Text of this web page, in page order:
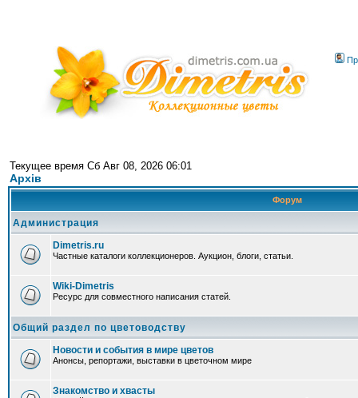
Текущее время Сб Авг 08, 2026 06:01
Архів
Форум
Администрация
Dimetris.ru
Частные каталоги коллекционеров. Аукцион, блоги, статьи.
Wiki-Dimetris
Ресурс для совместного написания статей.
Общий раздел по цветоводству
Новости и события в мире цветов
Анонсы, репортажи, выставки в цветочном мире
Знакомство и хвасты